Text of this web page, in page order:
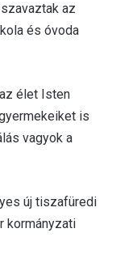
az
és óvoda
élet Isten
is
vagyok a
új tiszafüredi
kormányzati